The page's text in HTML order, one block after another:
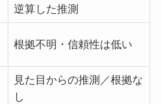
逆算した推測
根拠不明・信頼性は低い
見た目からの推測／根拠な
し